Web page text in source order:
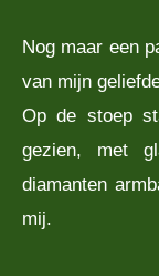
Nog maar een
van mijn
Op de stoep
gezien, met
diamanten
mij.